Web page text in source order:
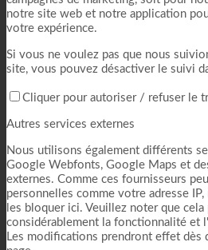
notre site web et notre application
votre expérience.
Si vous ne voulez pas que nous
site, vous pouvez désactiver le suivi
Cliquer pour autoriser / refuser le
Autres services externes
Nous utilisons également différents
Google Webfonts, Google Maps et
externes. Comme ces fournisseurs
personnelles comme votre adresse
les bloquer ici. Veuillez noter que
considérablement la fonctionnalité et
Les modifications prendront effet dès